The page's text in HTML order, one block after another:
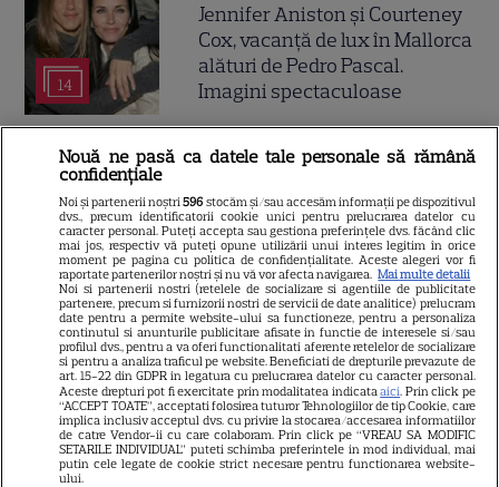
14
Jennifer Aniston și Courteney
Cox, vacanță de lux în Mallorca
alături de Pedro Pascal.
Imagini spectaculoase
9
VEDETE STRĂINE
Emma Roberts s-a căsătorit,
dar tatăl ei nu a fost la nuntă.
Prima reacție a lui Eric Roberts
după ceremonie
NU RATA!
A apărut revista TV Satelit nr.
16! Eda Marcus, Irina Rimes și
ghidul TV complet pentru 14
zile
Nouă ne pasă ca datele tale personale să rămână
confidențiale
Noi și partenerii noștri596 stocăm și/sau accesăm informații pe dispozitivul
dvs., precum identificatorii cookie unici pentru prelucrarea datelor cu
caracter personal. Puteți accepta sau gestiona preferințele dvs. făcând clic
mai jos, respectiv vă puteți opune utilizării unui interes legitim în orice
moment pe pagina cu politica de confidențialitate. Aceste alegeri vor fi
raportate partenerilor noștri și nu vă vor afecta navigarea. Mai multe detalii
Noi si partenerii nostri (retelele de socializare si agentiile de publicitate
partenere, precum si furnizorii nostri de servicii de date analitice) prelucram
date pentru a permite website-ului sa functioneze, pentru a personaliza
continutul si anunturile publicitare afisate in functie de interesele si/sau
profilul dvs., pentru a va oferi functionalitati aferente retelelor de socializare
si pentru a analiza traficul pe website. Beneficiati de drepturile prevazute de
art. 15-22 din GDPR in legatura cu prelucrarea datelor cu caracter personal.
Aceste drepturi pot fi exercitate prin modalitatea indicataaici. Prin click pe
“ACCEPT TOATE”, acceptati folosirea tuturor Tehnologiilor de tip Cookie, care
implica inclusiv acceptul dvs. cu privire la stocarea/accesarea informatiilor
de catre Vendor-ii cu care colaboram. Prin click pe “VREAU SA MODIFIC
SETARILE INDIVIDUAL” puteti schimba preferintele in mod individual, mai
putin cele legate de cookie strict necesare pentru functionarea website-
ului.